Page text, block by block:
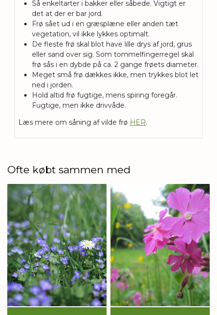
Så enkeltarter i bakker eller såbede. Vigtigt er
det at der er bar jord.
Frø sået ud i en græsplæne eller anden tæt
vegetation, vil ikke lykkes optimalt.
De fleste frø skal blot have lille drys af jord, grus
eller sand over sig. Som tommelfingerregel skal
frø sås i en dybde på ca. 2 gange frøets diameter.
Meget små frø dækkes ikke, men trykkes blot let
ned i jorden.
Hold altid frø fugtige, mens spiring foregår.
Fugtige, men ikke drivvåde.
Læs mere om såning af vilde frø HER.
Ofte købt sammen med